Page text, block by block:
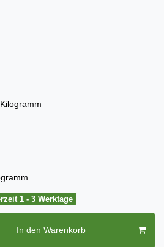
1 - 3 Werktage
In den Warenkorb